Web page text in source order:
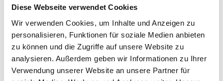
Diese Webseite verwendet Cookies
Wir verwenden Cookies, um Inhalte und Anzeigen zu
personalisieren, Funktionen für soziale Medien anbieten
zu können und die Zugriffe auf unsere Website zu
analysieren. Außerdem geben wir Informationen zu Ihrer
Verwendung unserer Website an unsere Partner für
einen modernen Auftritt. Einfach auspacken, platzieren,
anschließen und Musik genießen.
Besonderheiten Tonarm
Eigens entwickelter Tonarm (RB 220)